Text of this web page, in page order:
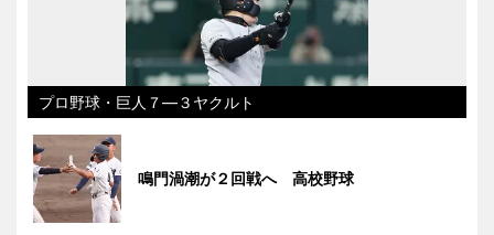
プロ野球・巨人７―３ヤクルト
鳴門渦潮が２回戦へ 高校野球